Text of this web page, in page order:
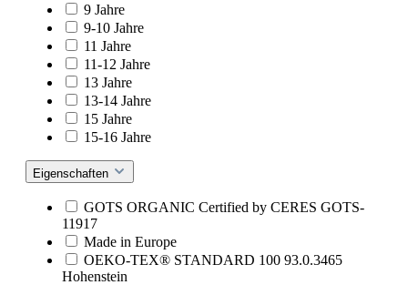
9 Jahre
9-10 Jahre
11 Jahre
11-12 Jahre
13 Jahre
13-14 Jahre
15 Jahre
15-16 Jahre
Eigenschaften
GOTS ORGANIC Certified by CERES GOTS-
11917
Made in Europe
OEKO-TEX® STANDARD 100 93.0.3465
Hohenstein